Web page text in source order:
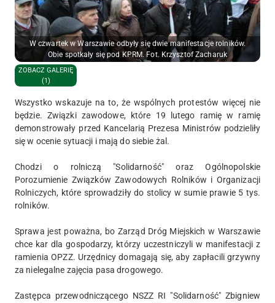
W czwartek w Warszawie odbyły się dwie manifestacje rolników.
Obie spotkały się pod KPRM. Fot. Krzysztof Zacharuk
ZOBACZ GALERIĘ
(1)
Wszystko wskazuje na to, że wspólnych protestów więcej nie
będzie. Związki zawodowe, które 19 lutego ramię w ramię
demonstrowały przed Kancelarią Prezesa Ministrów podzieliły
się w ocenie sytuacji i mają do siebie żal.
Chodzi o rolniczą "Solidarność" oraz Ogólnopolskie
Porozumienie Związków Zawodowych Rolników i Organizacji
Rolniczych, które sprowadziły do stolicy w sumie prawie 5 tys.
rolników.
Sprawa jest poważna, bo Zarząd Dróg Miejskich w Warszawie
chce kar dla gospodarzy, którzy uczestniczyli w manifestacji z
ramienia OPZZ. Urzędnicy domagają się, aby zapłacili grzywny
za nielegalne zajęcia pasa drogowego.
Zastępca przewodniczącego NSZZ RI "Solidarność" Zbigniew